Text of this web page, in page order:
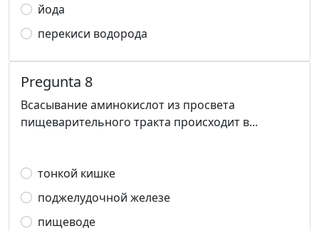
йода
перекиси водорода
Pregunta 8
Всасывание аминокислот из просвета
пищеварительного тракта происходит в...
тонкой кишке
поджелудочной железе
пищеводе